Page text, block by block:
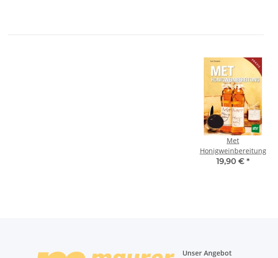
Met
Honigweinbereitung
19,90 € *
Unser Angebot